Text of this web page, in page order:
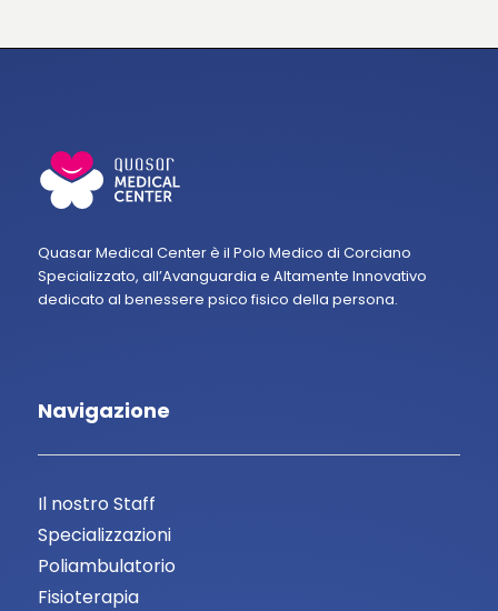
Quasar Medical Center è il Polo Medico di Corciano
Specializzato, all’Avanguardia e Altamente Innovativo
dedicato al benessere psico fisico della persona.
Navigazione
Il nostro Staff
Specializzazioni
Poliambulatorio
Fisioterapia